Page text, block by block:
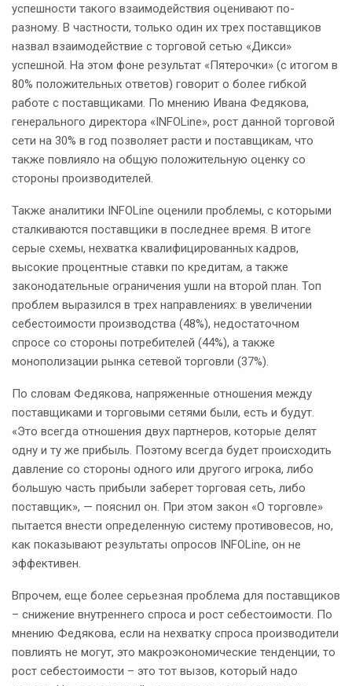
успешности такого взаимодействия оценивают по-
разному. В частности, только один их трех поставщиков
назвал взаимодействие с торговой сетью «Дикси»
успешной. На этом фоне результат «Пятерочки» (с итогом в
80% положительных ответов) говорит о более гибкой
работе с поставщиками. По мнению Ивана Федякова,
генерального директора «INFOLine», рост данной торговой
сети на 30% в год позволяет расти и поставщикам, что
также повлияло на общую положительную оценку со
стороны производителей.
Также аналитики INFOLine оценили проблемы, с которыми
сталкиваются поставщики в последнее время. В итоге
серые схемы, нехватка квалифицированных кадров,
высокие процентные ставки по кредитам, а также
законодательные ограничения ушли на второй план. Топ
проблем выразился в трех направлениях: в увеличении
себестоимости производства (48%), недостаточном
спросе со стороны потребителей (44%), а также
монополизации рынка сетевой торговли (37%).
По словам Федякова, напряженные отношения между
поставщиками и торговыми сетями были, есть и будут.
«Это всегда отношения двух партнеров, которые делят
одну и ту же прибыль. Поэтому всегда будет происходить
давление со стороны одного или другого игрока, либо
большую часть прибыли заберет торговая сеть, либо
поставщик», — пояснил он. При этом закон «О торговле»
пытается внести определенную систему противовесов, но,
как показывают результаты опросов INFOLine, он не
эффективен.
Впрочем, еще более серьезная проблема для поставщиков
– снижение внутреннего спроса и рост себестоимости. По
мнению Федякова, если на нехватку спроса производители
повлиять не могут, это макроэкономические тенденции, то
рост себестоимости – это тот вызов, который надо